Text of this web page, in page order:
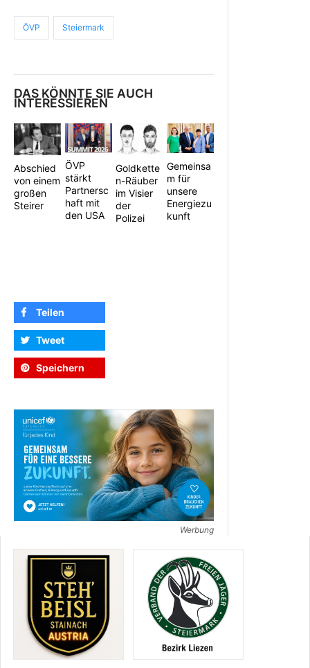
ÖVP Steiermark
DAS KÖNNTE SIE AUCH
INTERESSIEREN
Abschied
von einem
großen
Steirer
ÖVP
stärkt
Partnersc
haft mit
den USA
Goldkette
n-Räuber
im Visier
der
Polizei
Gemeinsa
m für
unsere
Energiezu
kunft
Teilen
Tweet
Speichern
Werbung